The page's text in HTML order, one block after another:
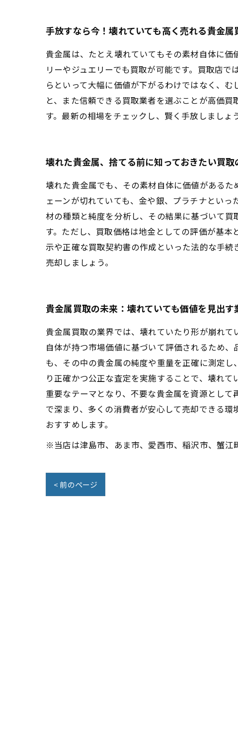
手放すなら今！壊れていても高く売れる貴金
貴金属は、たとえ壊れていてもその素材自体に
リーやジュエリーでも買取が可能です。買取店
らといって大幅に価値が下がるわけではなく、
と、また信頼できる買取業者を選ぶことが高価
す。最新の相場をチェックし、賢く手放しましょう
壊れた貴金属、捨てる前に知っておきたい買取
壊れた貴金属でも、その素材自体に価値がある
ェーンが切れていても、金や銀、プラチナとい
材の種類と純度を分析し、その結果に基づいて
す。ただし、買取価格は地金としての評価が基
示や正確な買取契約書の作成といった法的な手
売却しましょう。
貴金属買取の未来：壊れていても価値を見出す
貴金属買取の業界では、壊れていたり形が崩れ
自体が持つ市場価値に基づいて評価されるため
も、その中の貴金属の純度や重量を正確に測定
り正確かつ公正な査定を実施することで、壊れ
重要なテーマとなり、不要な貴金属を資源とし
で深まり、多くの消費者が安心して売却できる
おすすめします。
※当店は津島市、あま市、愛西市、稲沢市、蟹江
< 前のページ